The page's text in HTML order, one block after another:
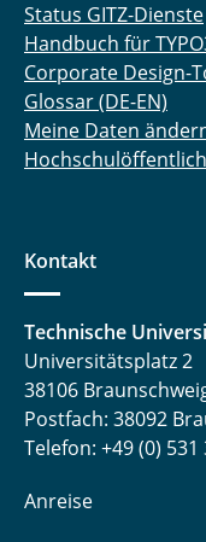
Status GITZ-Dienste
Handbuch für
Corporate Design-
Glossar (DE-EN)
Meine Daten
Kontakt
Technische
Universitätsplatz 2
38106
Postfach: 38092
Telefon: +49 (0) 531
Anreise